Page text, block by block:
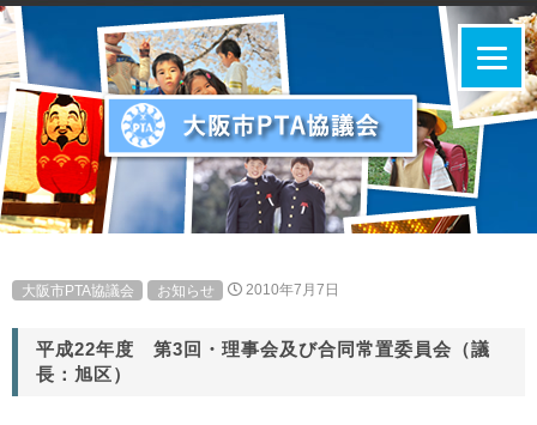
大阪市PTA協議会 お知らせ 2010年7月7日
平成22年度 第3回・理事会及び合同常置委員会（議
長：旭区）